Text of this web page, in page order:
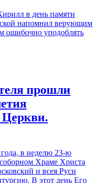
в день памяти
напомнил верующим
ошибочно уподоблять
прошли
Церкви.
в неделю 23-ю
Храме Христа
и всея Руси
В этот день Его